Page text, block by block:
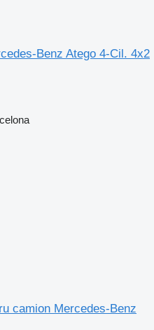
Benz Atego 4-Cil. 4x2
camion Mercedes-Benz